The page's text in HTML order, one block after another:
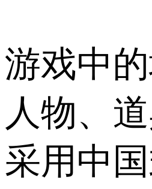
游戏中的
人物、
采用中